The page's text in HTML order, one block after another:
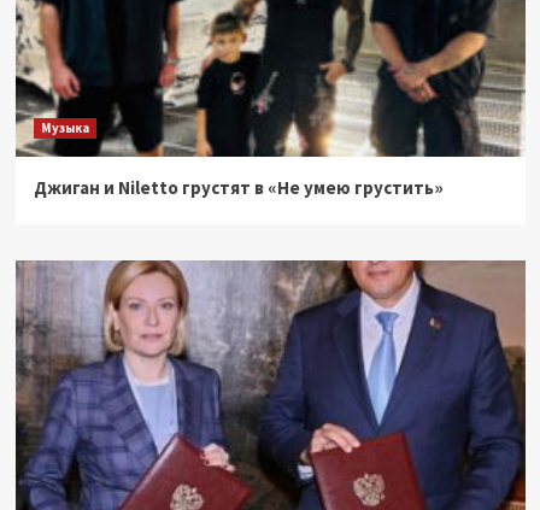
Музыка
Джиган и Niletto грустят в «Не умею грустить»